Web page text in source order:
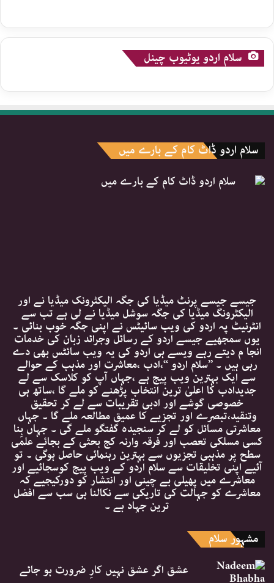
سلام اردو یوٹیوب چینل
سلام اردو ڈاٹ کام کے بارے میں
جیسے جیسے پرنٹ میڈیا کی جگہ الیکٹرونک میڈیا نے اور
الیکٹرونگ میڈیا کی جگہ سوشل میڈیا نے لی ہے تب سے
انٹرنیٹ پہ اردو کی ویب سائیٹس نے اپنی جگہ خوب بنائی ۔
یوں سمجھیے جیسے اردو کے رسائل وجرائد زبان کی خدمات
انجا م دیتے رہے ویسے ہی اردو کی یہ ویب سائٹس بھی دے
رہی ہیں ۔ ’’سلام اردو ‘‘،ادب ،معاشرت اور مذہب کے حوالے
سے ایک بہترین ویب پیج ہے ،جہاں آپ کو کلاسک سے لے
جدیدادب کا اعلیٰ ترین انتخاب پڑھنے کو ملے گا ،ساتھ ہی
خصوصی گوشے اور ادبی تقریبات سے لے کر تحقیق
وتنقید،تبصرے اور تجزیے کا عمیق مطالعہ ملے گا ۔ جہاں
معاشرتی مسائل کو لے کر سنجیدہ گفتگو ملے گی ۔ جہاں بِنا
کسی مسلکی تعصب اور فرقہ وارنہ کج بحثی کے بجائے علمی
سطح پر مذہبی تجزیوں سے بہترین رہنمائی حاصل ہوگی ۔ تو
آئیے اپنی تخلیقات سے سلام اردو کے ویب پیج کوسجائیے اور
معاشرے میں پھیلی بے چینی اور انتشار کو دورکیجیے کہ
معاشرے کو جہالت کی تاریکی سے نکالنا ہی سب سے افضل
ترین جہاد ہے ۔
مشہور سلام
عشق اگر عشق نہیں کارِ ضرورت ہو جائے